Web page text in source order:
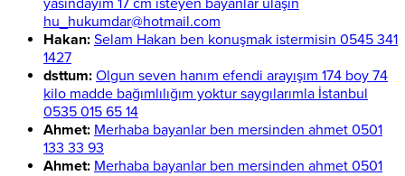
yasindayim 17 cm isteyen bayanlar ulaşın
hu_hukumdar@hotmail.com
Hakan: Selam Hakan ben konuşmak istermisin 0545 341
1427
dsttum: Olgun seven hanım efendi arayışım 174 boy 74
kilo madde bağımlılığım yoktur saygılarımla İstanbul
0535 015 65 14
Ahmet: Merhaba bayanlar ben mersinden ahmet 0501
133 33 93
Ahmet: Merhaba bayanlar ben mersinden ahmet 0501